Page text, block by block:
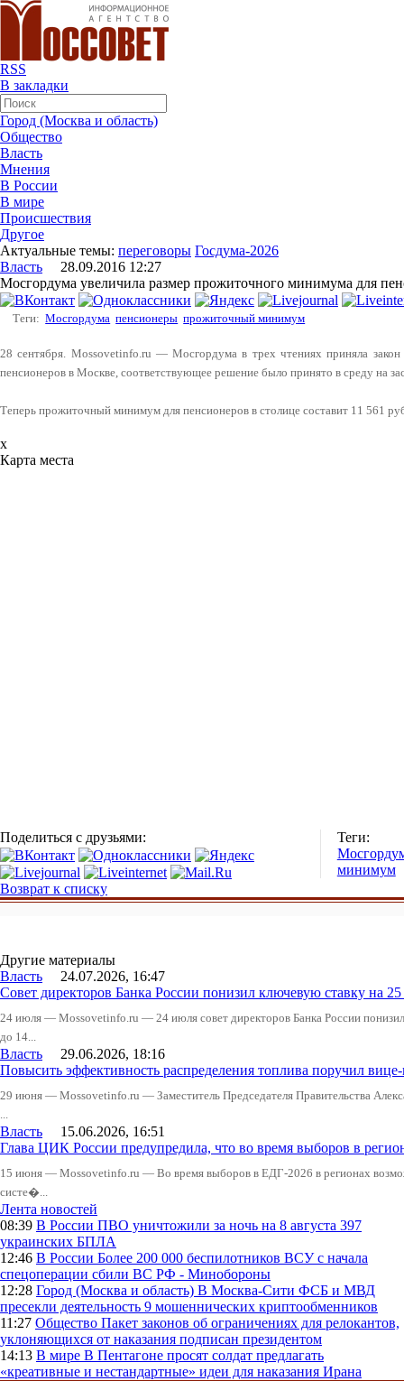
RSS
В закладки
Город (Москва и область)
Общество
Власть
Мнения
В России
В мире
Происшествия
Другое
Актуальные темы: переговоры Госдума-2026
Власть 28.09.2016 12:27
Мосгордума увеличила размер прожиточного минимума для
Теги: Мосгордума пенсионеры прожиточный минимум
28 сентября. Mossovetinfo.ru — Мосгордума в трех чтениях приняла
пенсионеров в Москве, соответствующее решение было принято в среду на
Теперь прожиточный минимум для пенсионеров в столице составит 11 561
x
Карта места
Поделиться с друзьями:
Теги:
минимум
Возврат к списку
Другие материалы
Власть 24.07.2026, 16:47
Совет директоров Банка России понизил ключевую ставку на
24 июля — Mossovetinfo.ru — 24 июля совет директоров Банка России
до 14...
Власть 29.06.2026, 18:16
Повысить эффективность распределения топлива поручил
29 июня — Mossovetinfo.ru — Заместитель Председателя Правительства
...
Власть 15.06.2026, 16:51
Глава ЦИК России предупредила, что во время выборов в
15 июня — Mossovetinfo.ru — Во время выборов в ЕДГ-2026 в регионах
систе�...
Лента новостей
08:39 В России ПВО уничтожили за ночь на 8 августа 397
украинских БПЛА
12:46 В России Более 200 000 беспилотников ВСУ с начала
спецоперации сбили ВС РФ - Минобороны
12:28 Город (Москва и область) В Москва-Сити ФСБ и МВД
пресекли деятельность 9 мошеннических криптообменников
11:27 Общество Пакет законов об ограничениях для релокантов,
уклоняющихся от наказания подписан президентом
14:13 В мире В Пентагоне просят солдат предлагать
«креативные и нестандартные» идеи для наказания Ирана